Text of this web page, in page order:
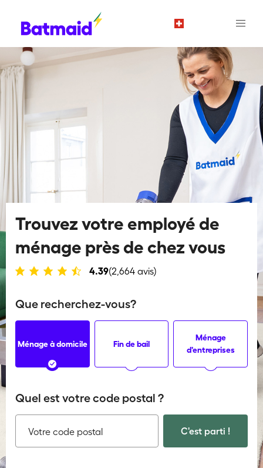
Trouvez votre employé de
ménage près de chez vous
4.39(2,664 avis)
Que recherchez-vous?
Ménage à domicile Fin de bail
Ménage
d'entreprises
Quel est votre code postal ?
Votre code postal C'est parti !